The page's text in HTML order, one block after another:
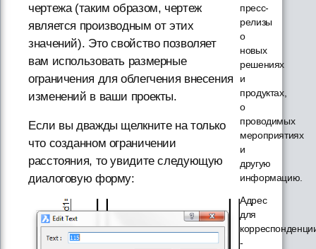
чертежа (таким образом, чертеж
является производным от этих
значений). Это свойство позволяет
вам использовать размерные
ограничения для облегчения внесения
изменений в ваши проекты.
Если вы дважды щелкните на только
что созданном ограничении
расстояния, то увидите следующую
диалоговую форму:
пресс-
релизы
о
новых
решениях
и
продуктах,
о
проводимых
мероприятиях
и
другую
информацию.
Адрес
для
-